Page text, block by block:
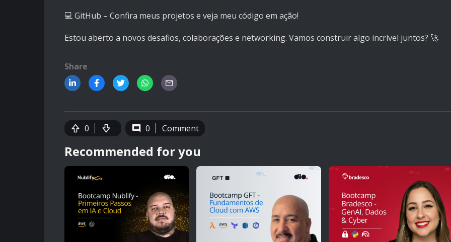
💻GitHub – Confira meus projetos e veja meu código em ação!
Estou aberto a novos desafios, colaborações e networking. Vamos construir algo incrível juntos? 🚀
Share
0 0 Comment
Recommended for you